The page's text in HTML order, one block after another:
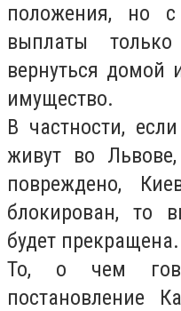
положения, но
выплаты
вернуться домой
имущество.
В частности,
живут во
повреждено,
блокирован, то
будет прекращена.
То, о чем
постановление